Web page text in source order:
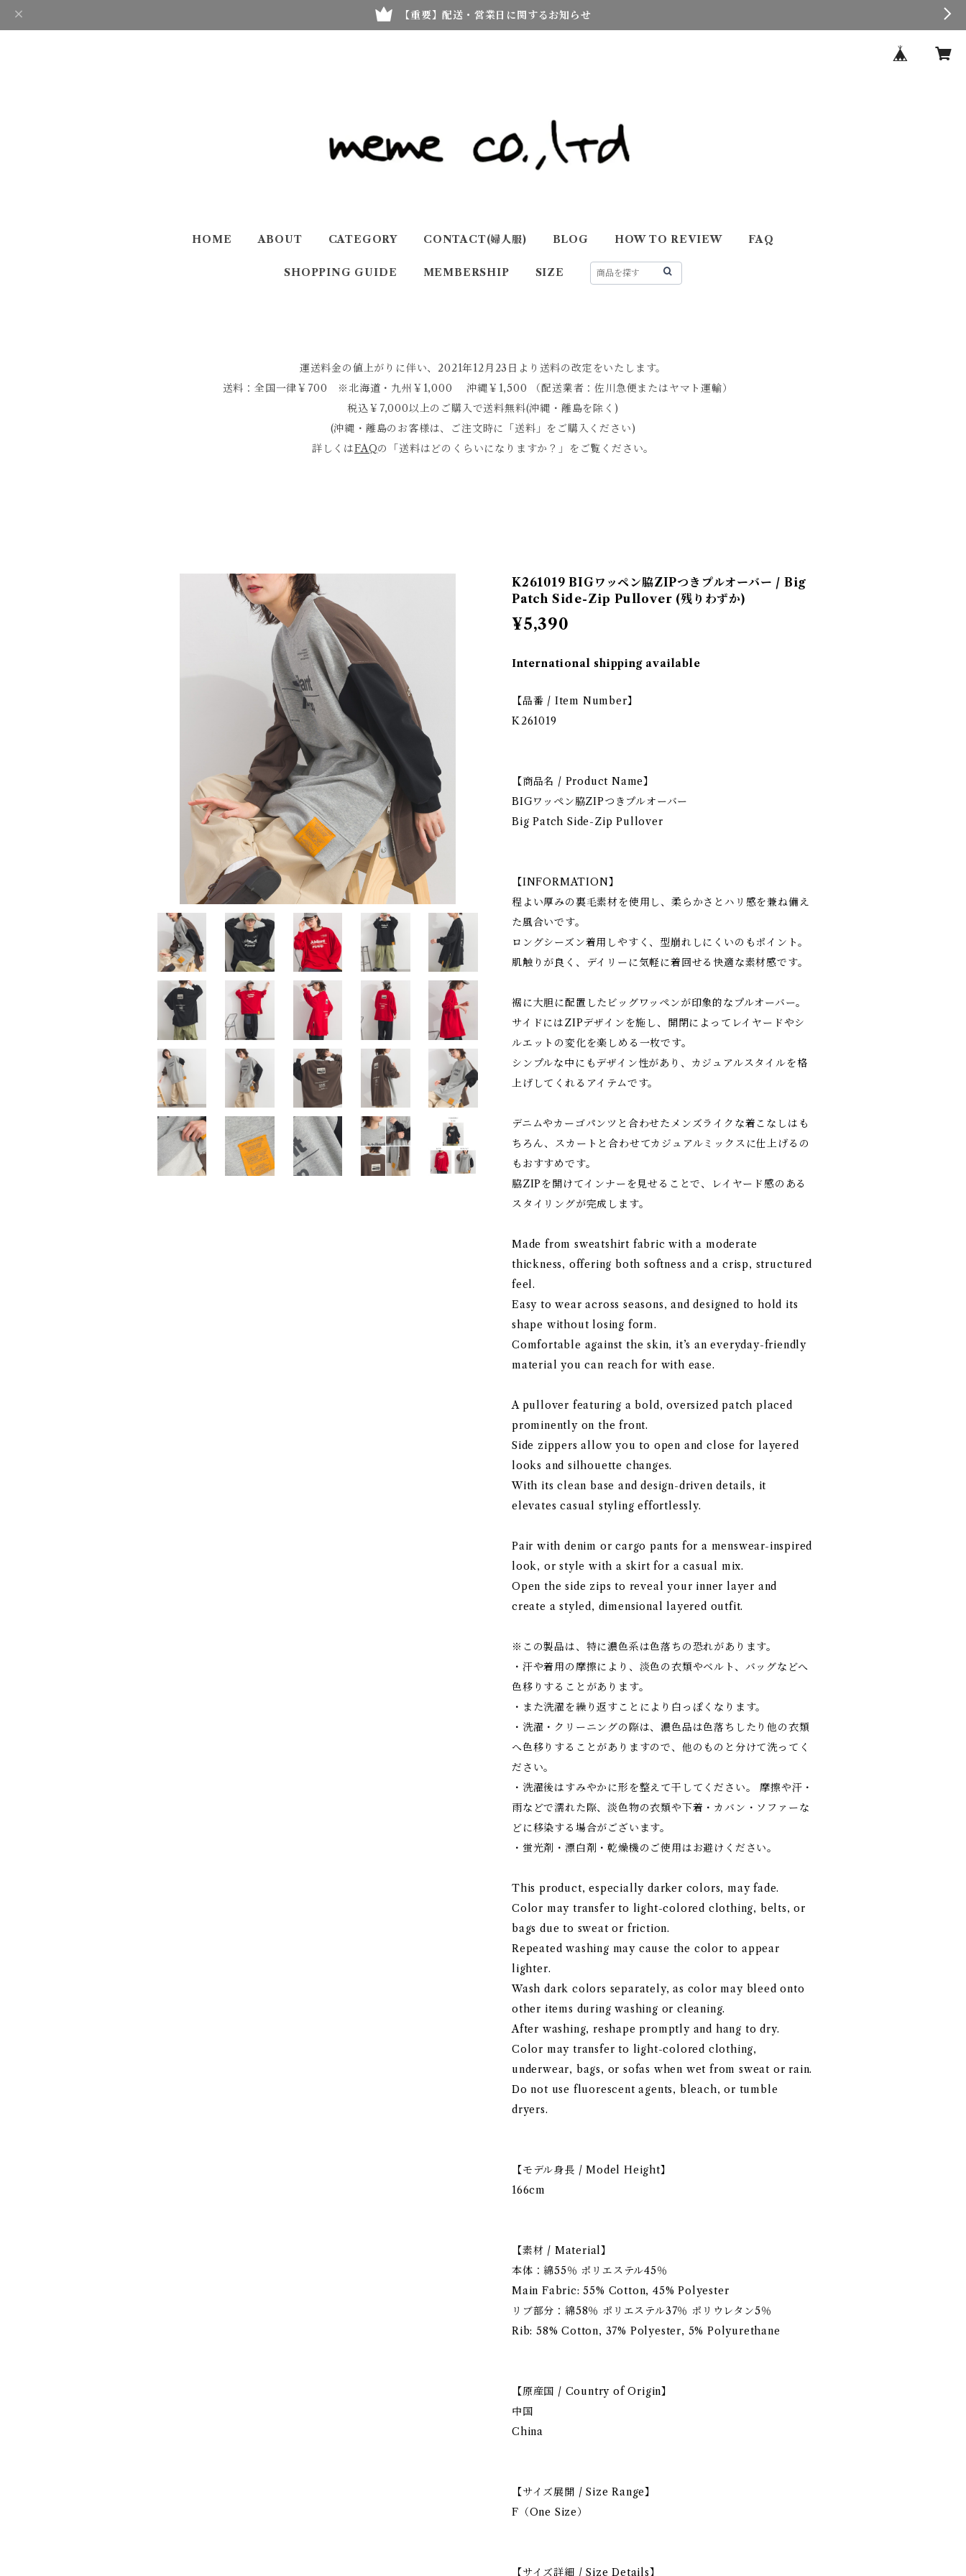
【重要】配送・営業日に関するお知らせ
HOME ABOUT CATEGORY CONTACT(婦人服) BLOG HOW TO REVIEW FAQ
SHOPPING GUIDE MEMBERSHIP SIZE
運送料金の値上がりに伴い、2021年12月23日より送料の改定をいたします。
送料：全国一律￥700 ※北海道・九州￥1,000 沖縄￥1,500 （配送業者：佐川急便またはヤマト運輸）
税込￥7,000以上のご購入で送料無料(沖縄・離島を除く)
(沖縄・離島のお客様は、ご注文時に「送料」をご購入ください)
詳しくはFAQの「送料はどのくらいになりますか？」をご覧ください。
K261019 BIGワッペン脇ZIPつきプルオーバー / Big
Patch Side-Zip Pullover (残りわずか)
¥5,390
International shipping available
【品番 / Item Number】
K261019
【商品名 / Product Name】
BIGワッペン脇ZIPつきプルオーバー
Big Patch Side-Zip Pullover
【INFORMATION】
程よい厚みの裏毛素材を使用し、柔らかさとハリ感を兼ね備え
た風合いです。
ロングシーズン着用しやすく、型崩れしにくいのもポイント。
肌触りが良く、デイリーに気軽に着回せる快適な素材感です。
裾に大胆に配置したビッグワッペンが印象的なプルオーバー。
サイドにはZIPデザインを施し、開閉によってレイヤードやシ
ルエットの変化を楽しめる一枚です。
シンプルな中にもデザイン性があり、カジュアルスタイルを格
上げしてくれるアイテムです。
デニムやカーゴパンツと合わせたメンズライクな着こなしはも
ちろん、スカートと合わせてカジュアルミックスに仕上げるの
もおすすめです。
脇ZIPを開けてインナーを見せることで、レイヤード感のある
スタイリングが完成します。
Made from sweatshirt fabric with a moderate
thickness, offering both softness and a crisp, structured
feel.
Easy to wear across seasons, and designed to hold its
shape without losing form.
Comfortable against the skin, it’s an everyday-friendly
material you can reach for with ease.
A pullover featuring a bold, oversized patch placed
prominently on the front.
Side zippers allow you to open and close for layered
looks and silhouette changes.
With its clean base and design-driven details, it
elevates casual styling effortlessly.
Pair with denim or cargo pants for a menswear-inspired
look, or style with a skirt for a casual mix.
Open the side zips to reveal your inner layer and
create a styled, dimensional layered outfit.
※この製品は、特に濃色系は色落ちの恐れがあります。
・汗や着用の摩擦により、淡色の衣類やベルト、バッグなどへ
色移りすることがあります。
・また洗濯を繰り返すことにより白っぽくなります。
・洗濯・クリーニングの際は、濃色品は色落ちしたり他の衣類
へ色移りすることがありますので、他のものと分けて洗ってく
ださい。
・洗濯後はすみやかに形を整えて干してください。 摩擦や汗・
雨などで濡れた際、淡色物の衣類や下着・カバン・ソファーな
どに移染する場合がございます。
・蛍光剤・漂白剤・乾燥機のご使用はお避けください。
This product, especially darker colors, may fade.
Color may transfer to light-colored clothing, belts, or
bags due to sweat or friction.
Repeated washing may cause the color to appear
lighter.
Wash dark colors separately, as color may bleed onto
other items during washing or cleaning.
After washing, reshape promptly and hang to dry.
Color may transfer to light-colored clothing,
underwear, bags, or sofas when wet from sweat or rain.
Do not use fluorescent agents, bleach, or tumble
dryers.
【モデル身長 / Model Height】
166cm
【素材 / Material】
本体：綿55％ ポリエステル45％
Main Fabric: 55% Cotton, 45% Polyester
リブ部分：綿58％ ポリエステル37％ ポリウレタン5％
Rib: 58% Cotton, 37% Polyester, 5% Polyurethane
【原産国 / Country of Origin】
中国
China
【サイズ展開 / Size Range】
F（One Size）
【サイズ詳細 / Size Details】